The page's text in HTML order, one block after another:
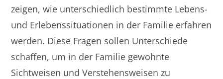
zeigen, wie unterschiedlich bestimmte Lebens-
und Erlebenssituationen in der Familie erfahren
werden. Diese Fragen sollen Unterschiede
schaffen, um in der Familie gewohnte
Sichtweisen und Verstehensweisen zu